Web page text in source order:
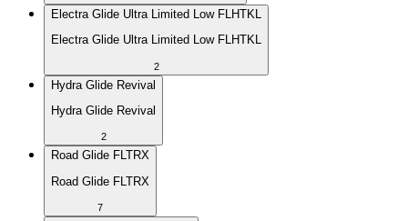
Electra Glide Ultra Limited Low FLHTKL
Electra Glide Ultra Limited Low FLHTKL
2
Hydra Glide Revival
Hydra Glide Revival
2
Road Glide FLTRX
Road Glide FLTRX
7